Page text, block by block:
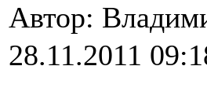
Автор:
28.11.2011